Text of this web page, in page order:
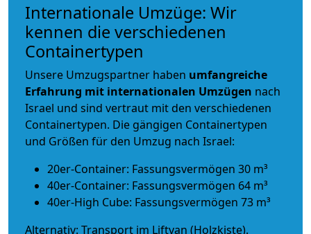
Internationale Umzüge: Wir
kennen die verschiedenen
Containertypen
Unsere Umzugspartner haben umfangreiche
Erfahrung mit internationalen Umzügen nach
Israel und sind vertraut mit den verschiedenen
Containertypen. Die gängigen Containertypen
und Größen für den Umzug nach Israel:
20er-Container: Fassungsvermögen 30 m³
40er-Container: Fassungsvermögen 64 m³
40er-High Cube: Fassungsvermögen 73 m³
Alternativ: Transport im Liftvan (Holzkiste).